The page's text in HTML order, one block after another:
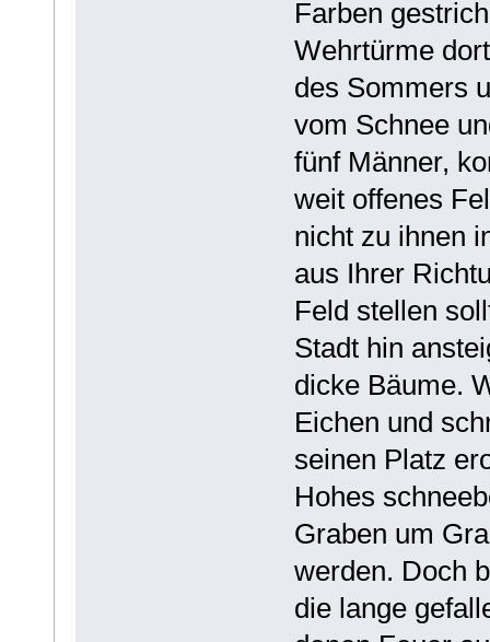
Farben
Wehrtürme
des Sommers
vom Schnee
fünf Männer,
weit offenes
nicht zu ihnen
aus Ihrer
Feld stellen
Stadt hin
dicke Bäume.
Eichen und
seinen Platz
Hohes
Graben um
werden. Doch
die lange